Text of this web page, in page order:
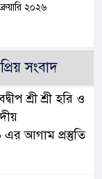
২০২৬
সংবাদ
শ্রী শ্রী হরি ও
আগাম প্রস্তুতি